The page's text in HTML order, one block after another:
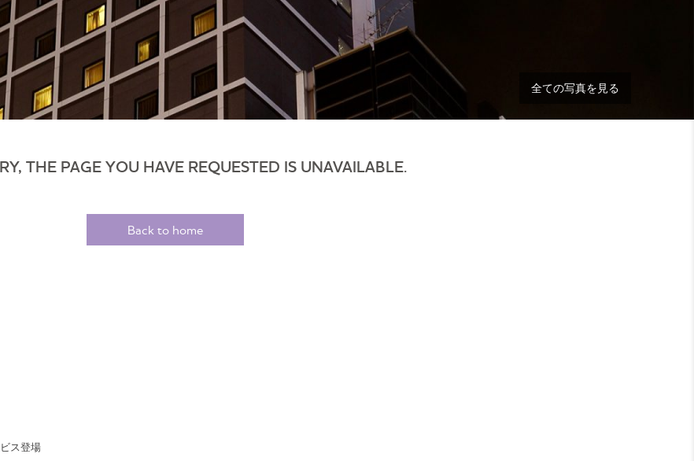
全ての写真を見る
THE PAGE YOU HAVE REQUESTED IS UNAVAILABLE.
Back to home
ス登場